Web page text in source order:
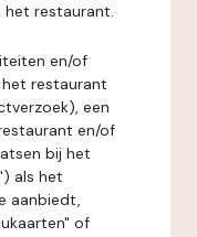
het restaurant.
en/of
restaurant
een
en/of
bij het
als het
aanbiedt,
of